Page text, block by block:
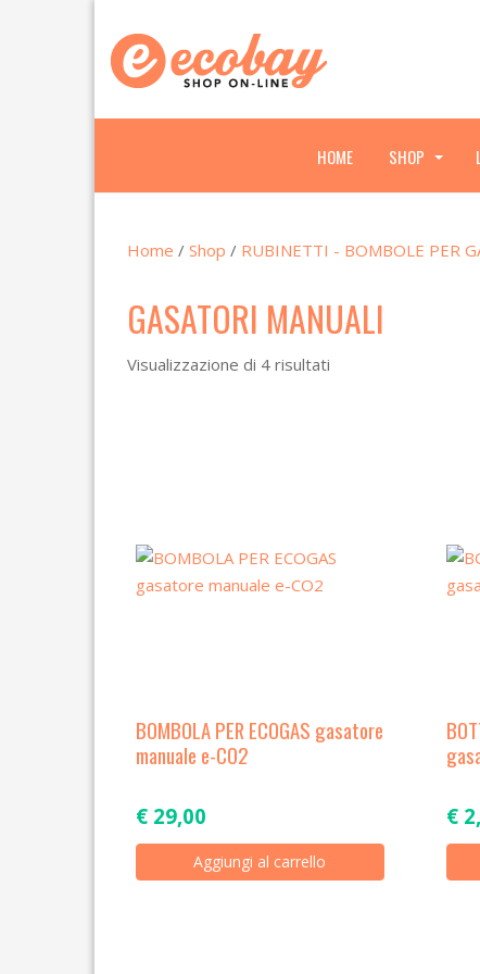
HOME
SHOP
.
Home / Shop / RUBINETTI - BOMBOLE PER
GASATORI MANUALI
Visualizzazione di 4 risultati
BOMBOLA PER ECOGAS gasatore
manuale e-CO2
€29,00
Aggiungi al carrello
€